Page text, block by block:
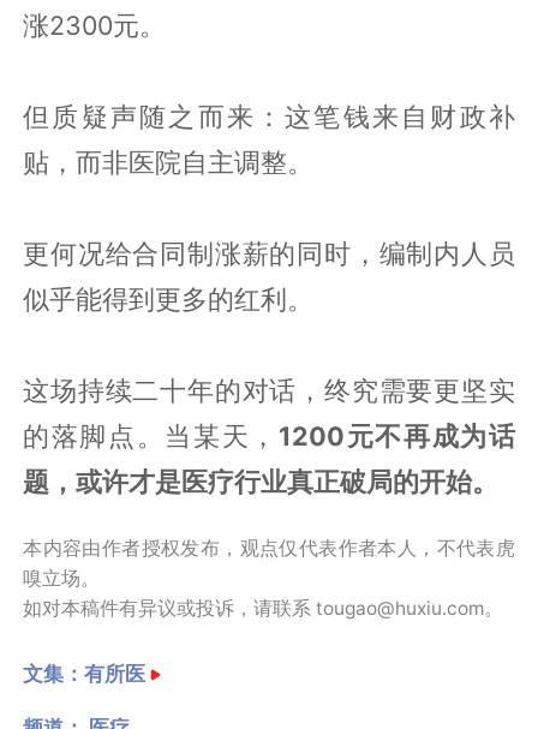
涨2300元。
但质疑声随之而来：这笔钱来自财政补
贴，而非医院自主调整。
更何况给合同制涨薪的同时，编制内人员
似乎能得到更多的红利。
这场持续二十年的对话，终究需要更坚实
的落脚点。当某天， 1200元不再成为话
题，或许才是医疗行业真正破局的开始。
本内容由作者授权发布，观点仅代表作者本人，不代表虎
嗅立场。
如对本稿件有异议或投诉，请联系 tougao@huxiu.com。
文集：有所医